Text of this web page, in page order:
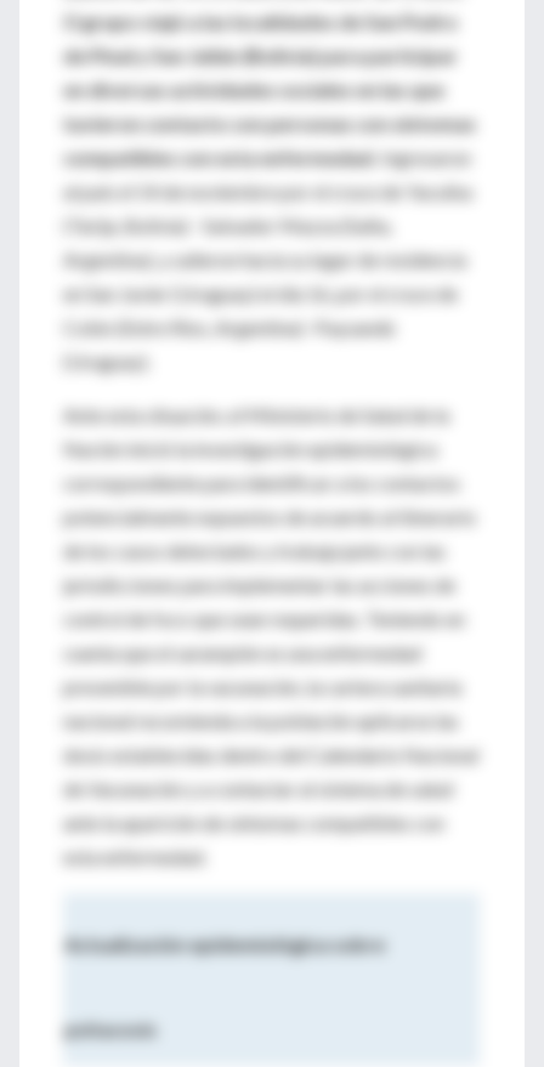
l grupo viajó a las localidades de San Pedro
de Pinal y San Julián (Bolivia) para participar
en diversas actividades sociales en las que
tuvieron contacto con personas con síntomas
compatibles con esta enfermedad.
Ingresaron
al país el 14 de noviembre por el cruce de Yacuiba
(Tarija, Bolivia) - Salvador Mazza (Salta,
Argentina), y salieron hacia su lugar de residencia
en San Javier (Uruguay) el día 16, por el cruce de
Colón (Entre Ríos, Argentina) -Paysandú
(Uruguay).
Ante esta situación, el Ministerio de Salud de la
Nación inició la investigación epidemiológica
correspondiente para identificar a los contactos
potencialmente expuestos de acuerdo al itinerario
de los casos detectados y trabaja junto con las
jurisdicciones para implementar las acciones de
control de foco que sean requeridas. Teniendo en
cuenta que el sarampión es una enfermedad
prevenible por la vacunación, la cartera sanitaria
nacional recomienda a la población aplicarse las
dosis establecidas dentro del Calendario Nacional
de Vacunación y a contactar al sistema de salud
ante la aparición de síntomas compatibles con
esta enfermedad.
Actualización epidemiológica sobre
psitacosis